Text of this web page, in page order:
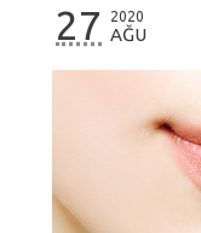
27 2020
AĞU